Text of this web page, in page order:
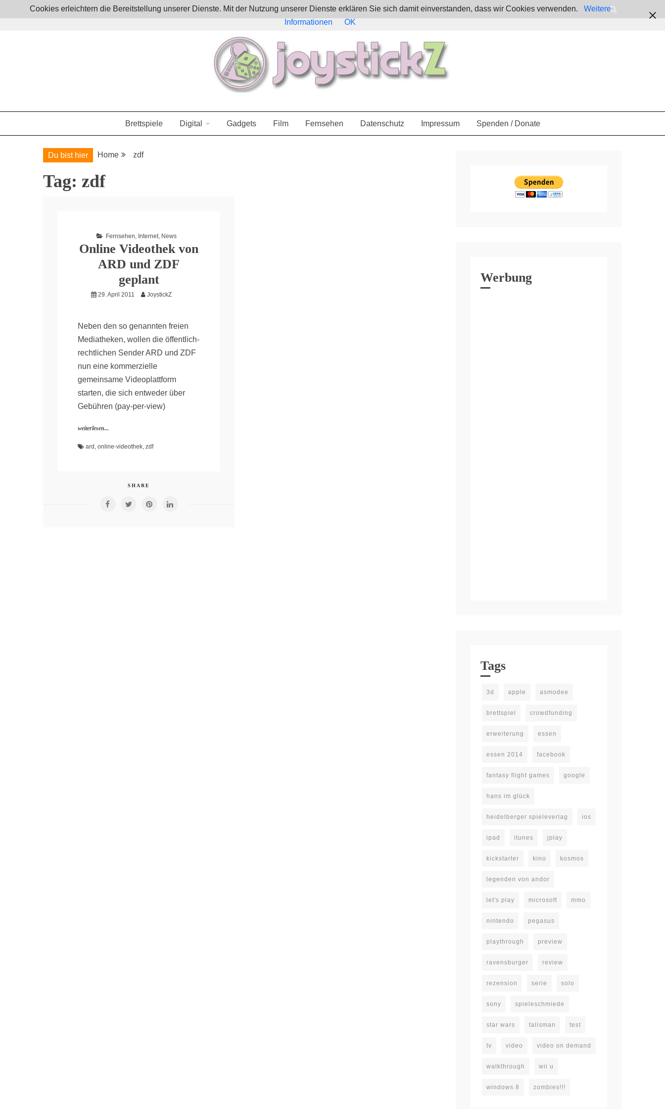
to
JoystickZ
Brettspiele Digital Gadgets Film Fernsehen Datenschutz Impressum Spenden / Donate
Du bist hier Home zdf
Tag: zdf
Fernsehen, Internet, News
Online Videothek von
ARD und ZDF
geplant
29. April 2011 JoystickZ
Neben den so genannten freien
Mediatheken, wollen die öffentlich-
rechtlichen Sender ARD und ZDF
nun eine kommerzielle
gemeinsame Videoplattform
starten, die sich entweder über
Gebühren (pay-per-view)
weiterlesen...
ard , online-videothek, zdf
SHARE
Werbung
Tags
3d apple asmodee
brettspiel crowdfunding
erweiterung essen
essen 2014 facebook
fantasy flight games google
hans im glück
heidelberger spieleverlag ios
ipad itunes jplay
kickstarter kino kosmos
legenden von andor
let's play microsoft mmo
nintendo pegasus
playthrough preview
ravensburger review
rezension serie solo
sony spieleschmiede
star wars talisman test
tv video video on demand
walkthrough wii u
windows 8 zombies!!!
Cookies erleichtern die Bereitstellung unserer Dienste. Mit der Nutzung unserer Dienste erklären Sie sich damit einverstanden, dass wir Cookies verwenden.
Weitere
Informationen
OK